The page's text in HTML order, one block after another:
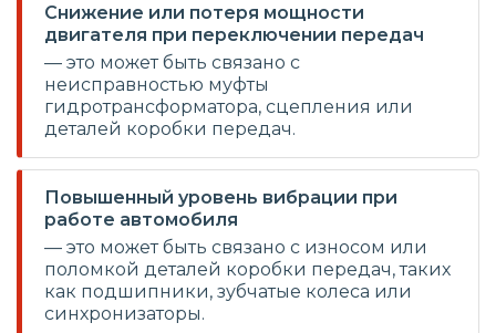
Снижение или потеря мощности
двигателя при переключении передач
— это может быть связано с
неисправностью муфты
гидротрансформатора, сцепления или
деталей коробки передач.
Повышенный уровень вибрации при
работе автомобиля
— это может быть связано с износом или
поломкой деталей коробки передач, таких
как подшипники, зубчатые колеса или
синхронизаторы.